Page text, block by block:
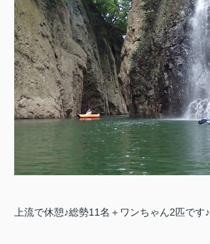
上流で休憩♪総勢11名＋ワンちゃん2匹です♪